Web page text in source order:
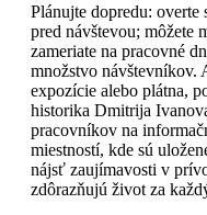
Plánujte dopredu:
pred návštevou; môžete
zameriate na pracovné
množstvo návštevníkov.
expozície alebo plátna,
historika Dmitrija
pracovníkov na
miestností, kde sú
nájsť zaujímavosti v
zdôrazňujú život za